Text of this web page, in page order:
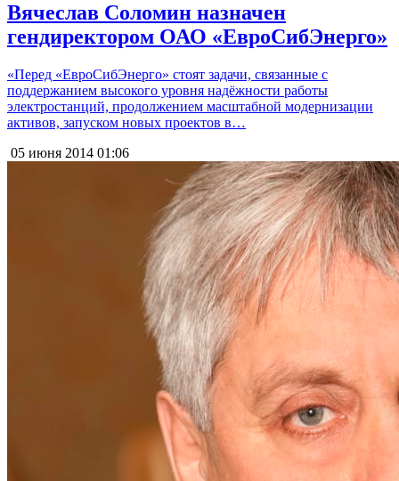
Вячеслав Соломин назначен
гендиректором ОАО «ЕвроСибЭнерго»
«Перед «ЕвроСибЭнерго» стоят задачи, связанные с
поддержанием высокого уровня надёжности работы
электростанций, продолжением масштабной модернизации
активов, запуском новых проектов в…
05 июня 2014 01:06